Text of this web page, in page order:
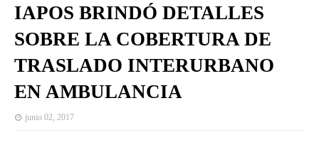
IAPOS BRINDÓ DETALLES
SOBRE LA COBERTURA DE
TRASLADO INTERURBANO
EN AMBULANCIA
junio 02, 2017